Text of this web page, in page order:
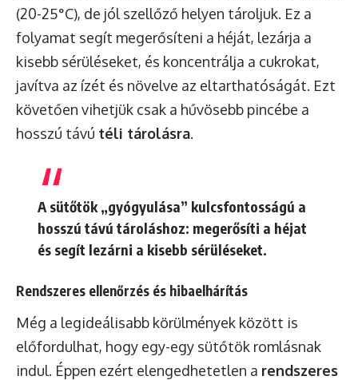
(20-25°C), de jól szellőző helyen tároljuk. Ez a
folyamat segít megerősíteni a héját, lezárja a
kisebb sérüléseket, és koncentrálja a cukrokat,
javítva az ízét és növelve az eltarthatóságát. Ezt
követően vihetjük csak a hűvösebb pincébe a
hosszú távú téli tárolásra.
A sütőtök „gyógyulása” kulcsfontosságú a
hosszú távú tároláshoz: megerősíti a héjat
és segít lezárni a kisebb sérüléseket.
Rendszeres ellenőrzés és hibaelhárítás
Még a legideálisabb körülmények között is
előfordulhat, hogy egy-egy sütőtök romlásnak
indul. Éppen ezért elengedhetetlen a rendszeres